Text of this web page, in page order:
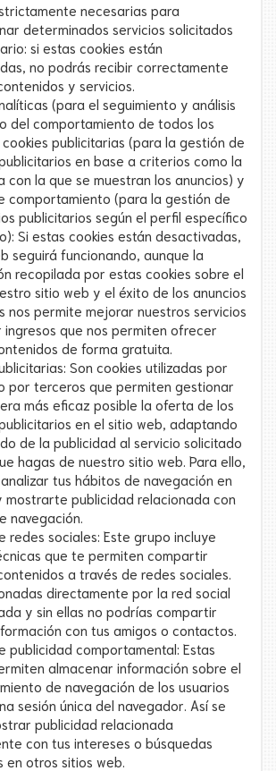
necesarias para
determinados servicios solicitados
si estas cookies están
no podrás recibir correctamente
y servicios.
(para el seguimiento y análisis
del comportamiento de todos los
publicitarias (para la gestión de
en base a criterios como la
con la que se muestran los anuncios) y
comportamiento (para la gestión de
publicitarios según el perfil específico
Si estas cookies están desactivadas,
seguirá funcionando, aunque la
recopilada por estas cookies sobre el
sitio web y el éxito de los anuncios
nos permite mejorar nuestros servicios
que nos permiten ofrecer
de forma gratuita.
Son cookies utilizadas por
por terceros que permiten gestionar
más eficaz posible la oferta de los
en el sitio web, adaptando
de la publicidad al servicio solicitado
hagas de nuestro sitio web. Para ello,
tus hábitos de navegación en
publicidad relacionada con
navegación.
redes sociales: Este grupo incluye
que te permiten compartir
a través de redes sociales.
directamente por la red social
y sin ellas no podrías compartir
con tus amigos o contactos.
publicidad comportamental: Estas
almacenar información sobre el
de navegación de los usuarios
sesión única del navegador. Así se
publicidad relacionada
con tus intereses o búsquedas
en otros sitios web.